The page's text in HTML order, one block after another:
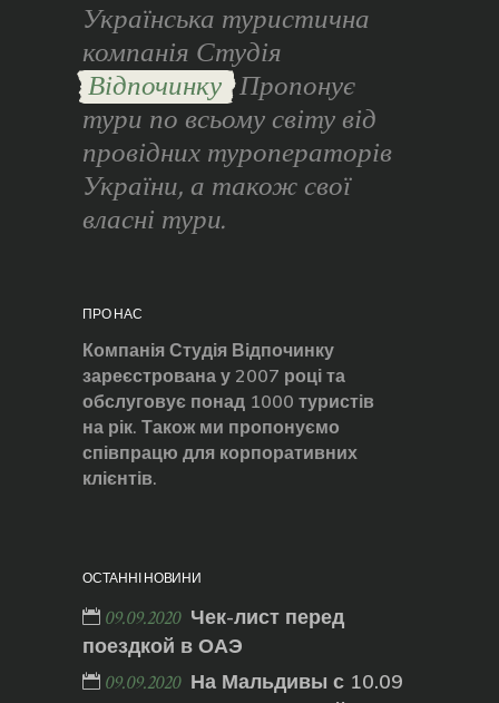
Українська туристична
компанія Студія
Відпочинку Пропонує
тури по всьому світу від
провідних туроператорів
України, а також свої
власні тури.
ПРО НАС
Компанія Студія Відпочинку
зареєстрована у 2007 році та
обслуговує понад 1000 туристів
на рік. Також ми пропонуємо
співпрацю для корпоративних
клієнтів.
ОСТАННІ НОВИНИ
09.09.2020 Чек-лист перед
поездкой в ОАЭ
09.09.2020 На Мальдивы с 10.09